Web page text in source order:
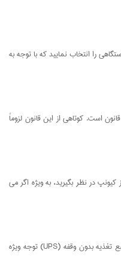
را انتخاب نمایید که با توجه به
است. کوتاهی از این قانون لزوماً
در نظر بگیرید، به ویژه اگر می
اگر مورد استفاده شما از ذخیره ساز کیونپ به گونه ای است که در صورت قطع برق، نمی خواهید دسترسی و یا امکان ذخیره داده ها را از دست بدهید، باید در هنگام خرید ذخیره ساز کیونپ به قابلیت اتصال و یا نحوه استفاده از منبع تغذیه بدون وقفه (UPS) توجه ویژه